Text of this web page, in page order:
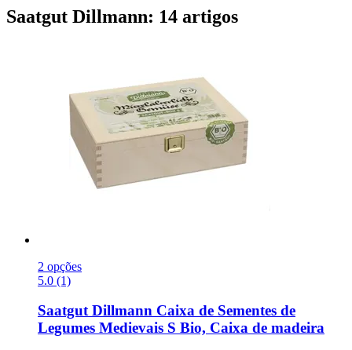
Saatgut Dillmann: 14 artigos
2 opções
5.0 (1)
Saatgut Dillmann Caixa de Sementes de
Legumes Medievais S Bio, Caixa de madeira